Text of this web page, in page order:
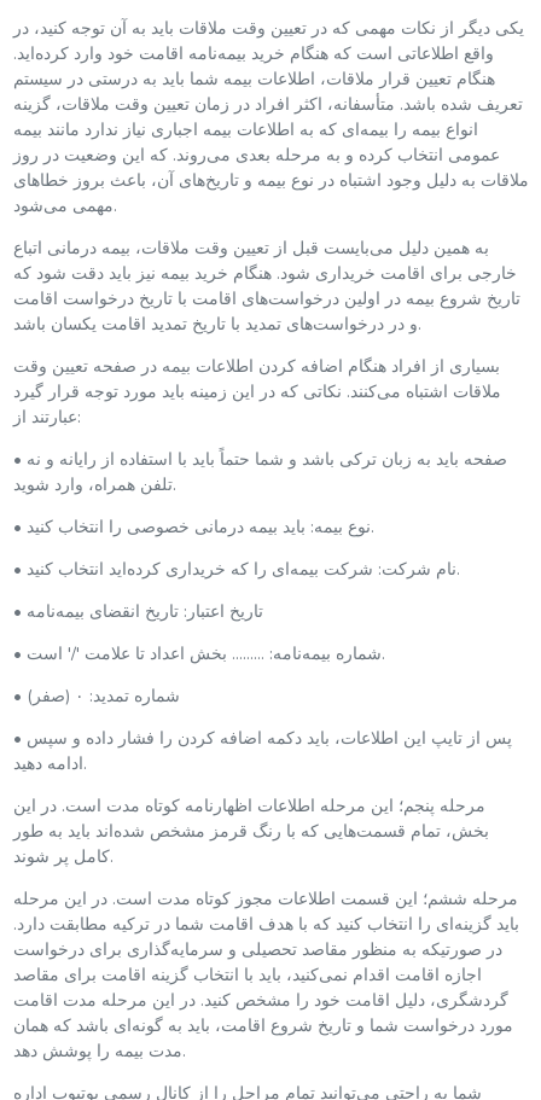
یکی دیگر از نکات مهمی که در تعیین وقت ملاقات باید به آن توجه کنید، در
واقع اطلاعاتی است که هنگام خرید بیمه‌نامه اقامت خود وارد کرده‌اید.
هنگام تعیین قرار ملاقات، اطلاعات بیمه شما باید به درستی در سیستم
تعریف شده باشد. متأسفانه، اکثر افراد در زمان تعیین وقت ملاقات، گزینه
انواع بیمه را بیمه‌ای که به اطلاعات بیمه اجباری نیاز ندارد مانند بیمه
عمومی انتخاب کرده و به مرحله بعدی می‌روند. که این وضعیت در روز
ملاقات به دلیل وجود اشتباه در نوع بیمه و تاریخ‌های آن، باعث بروز خطاهای
مهمی می‌شود.
به همین دلیل می‌بایست قبل از تعیین وقت ملاقات، بیمه درمانی اتباع
خارجی برای اقامت خریداری شود. هنگام خرید بیمه نیز باید دقت شود که
تاریخ شروع بیمه در اولین درخواست‌های اقامت با تاریخ درخواست اقامت
و در درخواست‌های تمدید با تاریخ تمدید اقامت یکسان باشد.
بسیاری از افراد هنگام اضافه کردن اطلاعات بیمه در صفحه تعیین وقت
ملاقات اشتباه می‌کنند. نکاتی که در این زمینه باید مورد توجه قرار گیرد
عبارتند از:
• صفحه باید به زبان ترکی باشد و شما حتماً باید با استفاده از رایانه و نه
تلفن همراه، وارد شوید.
• نوع بیمه: باید بیمه درمانی خصوصی را انتخاب کنید.
• نام شرکت: شرکت بیمه‌ای را که خریداری کرده‌اید انتخاب کنید.
• تاریخ اعتبار: تاریخ انقضای بیمه‌نامه
• شماره بیمه‌نامه: ……… بخش اعداد تا علامت '‌/‌' است.
• شماره تمدید: ۰ (صفر)
• پس از تایپ این اطلاعات، باید دکمه اضافه کردن را فشار داده و سپس
ادامه دهید.
مرحله پنجم؛ این مرحله اطلاعات اظهارنامه کوتاه مدت است. در این
بخش، تمام قسمت‌هایی که با رنگ قرمز مشخص شده‌اند باید به طور
کامل پر شوند.
مرحله ششم؛ این قسمت اطلاعات مجوز کوتاه مدت است. در این مرحله
باید گزینه‌ای را انتخاب کنید که با هدف اقامت شما در ترکیه مطابقت دارد.
در صورتیکه به منظور مقاصد تحصیلی و سرمایه‌گذاری برای درخواست
اجازه اقامت اقدام نمی‌کنید، باید با انتخاب گزینه اقامت برای مقاصد
گردشگری، دلیل اقامت خود را مشخص کنید. در این مرحله مدت اقامت
مورد درخواست شما و تاریخ شروع اقامت، باید به گونه‌ای باشد که همان
مدت بیمه را پوشش دهد.
شما به راحتی می‌توانید تمام مراحل را از کانال رسمی یوتیوب اداره